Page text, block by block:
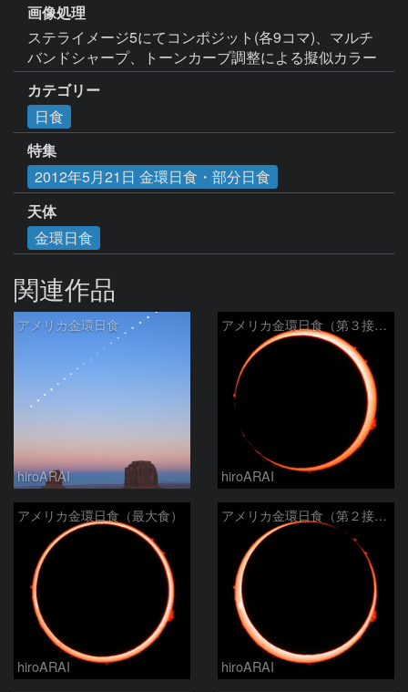
画像処理
ステライメージ5にてコンポジット(各9コマ)、マルチ
バンドシャープ、トーンカーブ調整による擬似カラー
カテゴリー
日食
特集
2012年5月21日 金環日食・部分日食
天体
金環日食
関連作品
アメリカ金環日食
hiroARAI
アメリカ金環日食（第３接触）
hiroARAI
アメリカ金環日食（最大食）
hiroARAI
アメリカ金環日食（第２接触）
hiroARAI